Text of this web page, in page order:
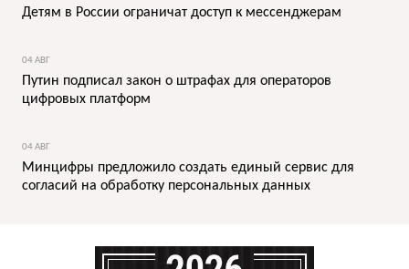
Детям в России ограничат доступ к мессенджерам
04 АВГ
Путин подписал закон о штрафах для операторов
цифровых платформ
04 АВГ
Минцифры предложило создать единый сервис для
согласий на обработку персональных данных